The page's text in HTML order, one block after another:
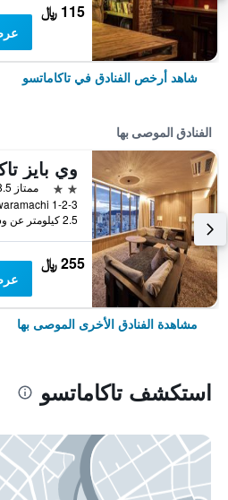
115 ﷼
شاهد أرخص الفنادق في تاكاماتسو
الفنادق الموصى بها
2 نجمتين
ممتاز 8.5
2.5 كيلومتر عن وسط المدينة
255 ﷼
مشاهدة الفنادق الأخرى الموصى بها
استكشف تاكاماتسو